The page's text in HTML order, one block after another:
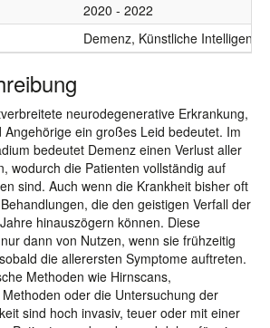
2020 - 2022
Demenz, Künstliche
neurodegenerative Erkrankung,
ein großes Leid bedeutet. Im
bedeutet Demenz einen Verlust aller
wodurch die Patienten vollständig auf
sind. Auch wenn die Krankheit bisher oft
die den geistigen Verfall der
hinauszögern können. Diese
dann von Nutzen, wenn sie frühzeitig
die allerersten Symptome auftreten.
Methoden wie Hirnscans,
oder die Untersuchung der
sind hoch invasiv, teuer oder mit einer